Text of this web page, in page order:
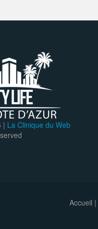
| La Clinique du Web
Accueil |